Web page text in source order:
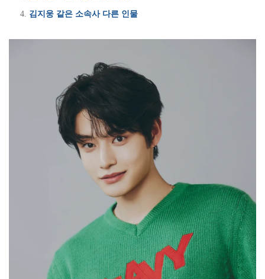
김지웅 같은 소속사 다른 인물